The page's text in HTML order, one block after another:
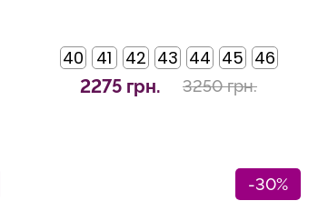
40 41 42 43 44 45 46
2275 грн. 3250 грн.
-30%